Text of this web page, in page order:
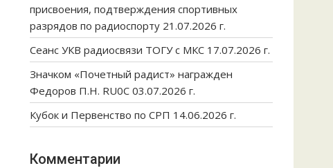
присвоения, подтверждения спортивных
разрядов по радиоспорту 21.07.2026 г.
Сеанс УКВ радиосвязи ТОГУ с МКС 17.07.2026 г.
Значком «Почетный радист» награжден
Федоров П.Н. RU0C 03.07.2026 г.
Кубок и Первенство по СРП 14.06.2026 г.
Комментарии